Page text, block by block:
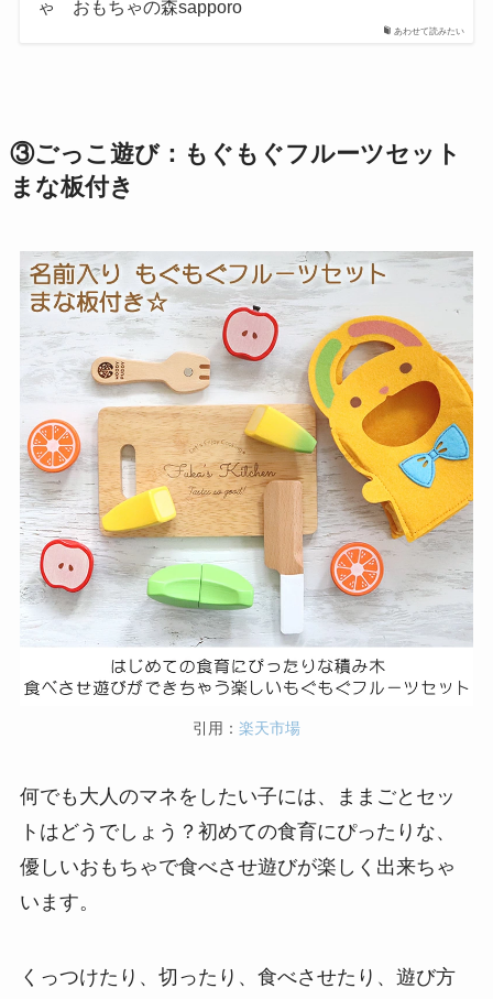
あわせて読みたい
ゃ おもちゃの森sapporo
③ごっこ遊び：もぐもぐフルーツセット
まな板付き
引用： 楽天市場
何でも大人のマネをしたい子には、ままごとセッ
トはどうでしょう？初めての食育にぴったりな、
優しいおもちゃで食べさせ遊びが楽しく出来ちゃ
います。
くっつけたり、切ったり、食べさせたり、遊び方